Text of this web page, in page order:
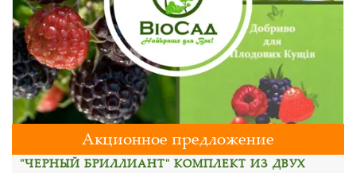
Акционное предложение
"ЧЕРНЫЙ БРИЛЛИАНТ" КОМПЛЕКТ ИЗ ДВУХ